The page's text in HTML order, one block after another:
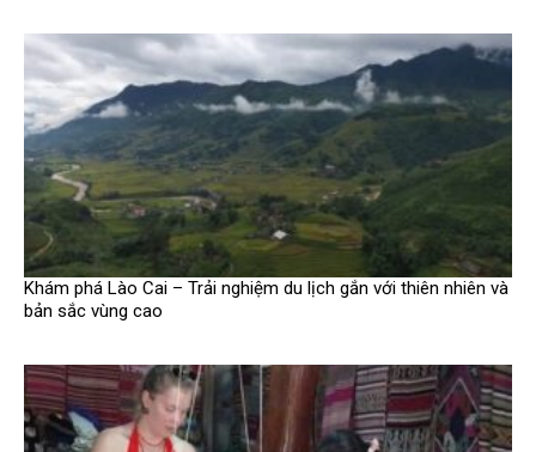
Khám phá Lào Cai – Trải nghiệm du lịch gắn với thiên nhiên và
bản sắc vùng cao